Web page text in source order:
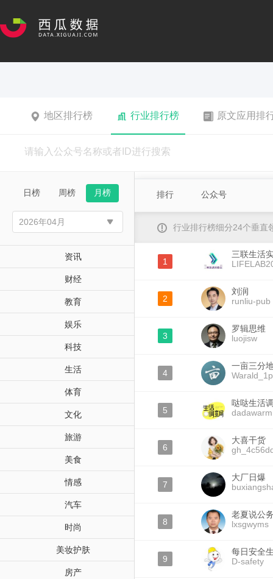
地区排行榜 行业排行榜 原文应用排
日榜 周榜 月榜
资讯
财经
教育
娱乐
科技
生活
体育
文化
旅游
美食
情感
汽车
时尚
美妆护肤
房产
排行 公众号
行业排行榜细分24个垂直
1
三联生活
2
刘润
runliu-pub
3
罗辑思维
luojisw
4
一亩三分
5
哒哒生活
dadawarm
6
大喜干货
7
大厂日爆
8
老夏说公
lxsgwyms
9
每日安全
D-safety